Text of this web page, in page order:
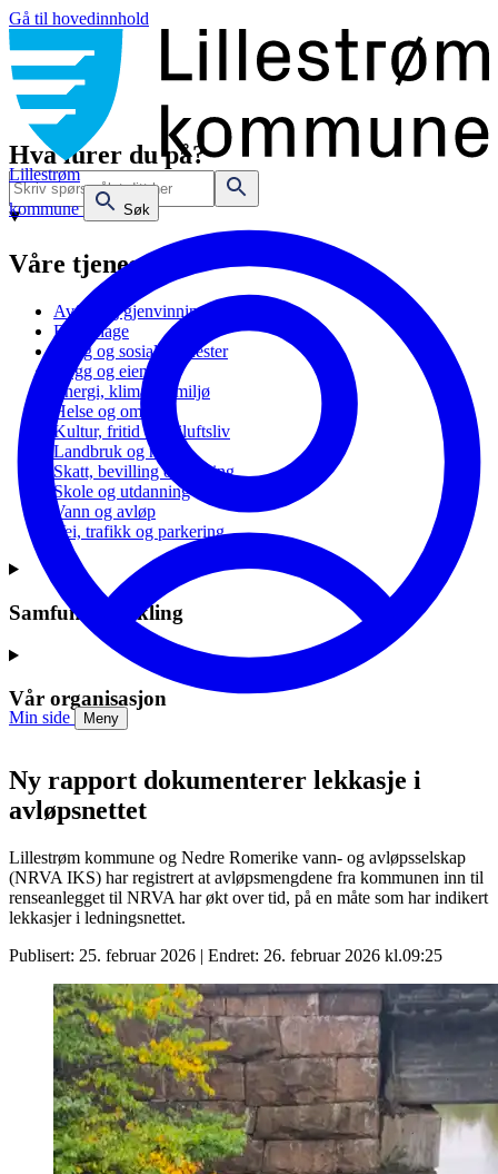
Gå til hovedinnhold
Lillestrøm
kommune
Søk
Min side Meny
Hva lurer du på?
Våre tjenester
Avfall og gjenvinning
Barnehage
Bolig og sosiale tjenester
Bygg og eiendom
Energi, klima og miljø
Helse og omsorg
Kultur, fritid og friluftsliv
Landbruk og natur
Skatt, bevilling og næring
Skole og utdanning
Vann og avløp
Vei, trafikk og parkering
Samfunnsutvikling
Vår organisasjon
Ny rapport dokumenterer lekkasje i
avløpsnettet
Lillestrøm kommune og Nedre Romerike vann- og avløpsselskap
(NRVA IKS) har registrert at avløpsmengdene fra kommunen inn til
renseanlegget til NRVA har økt over tid, på en måte som har indikert
lekkasjer i ledningsnettet.
Publisert: 25. februar 2026 | Endret: 26. februar 2026 kl.09:25